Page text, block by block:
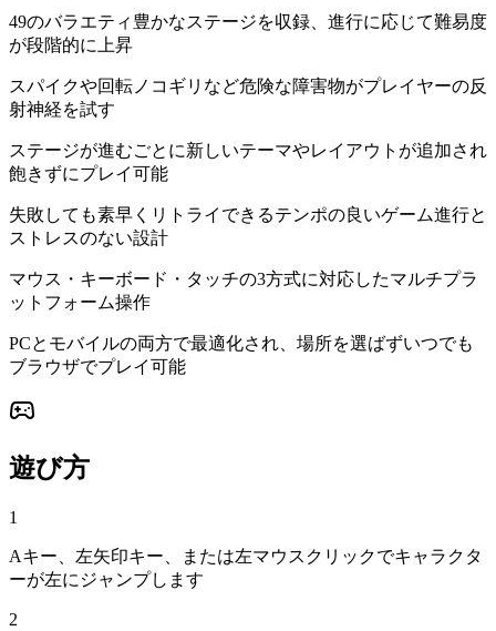
49のバラエティ豊かなステージを収録、進行に応じて難易度
が段階的に上昇
スパイクや回転ノコギリなど危険な障害物がプレイヤーの反
射神経を試す
ステージが進むごとに新しいテーマやレイアウトが追加され
飽きずにプレイ可能
失敗しても素早くリトライできるテンポの良いゲーム進行と
ストレスのない設計
マウス・キーボード・タッチの3方式に対応したマルチプラ
ットフォーム操作
PCとモバイルの両方で最適化され、場所を選ばずいつでも
ブラウザでプレイ可能
遊び方
1
Aキー、左矢印キー、または左マウスクリックでキャラクタ
ーが左にジャンプします
2